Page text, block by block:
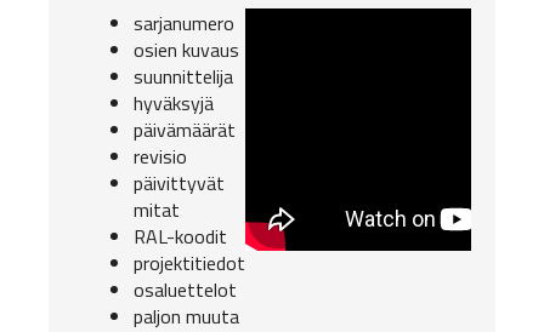
sarjanumero
osien kuvaus
suunnittelija
hyväksyjä
päivämäärät
revisio
päivittyvät
mitat
RAL-koodit
projektitiedot
osaluettelot
paljon muuta